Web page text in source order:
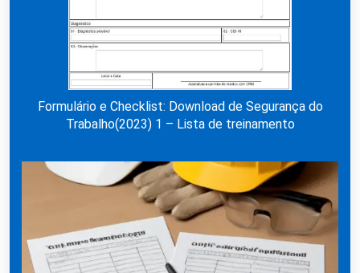
Formulário e Checklist: Download de Segurança do
Trabalho(2023) 1 – Lista de treinamento